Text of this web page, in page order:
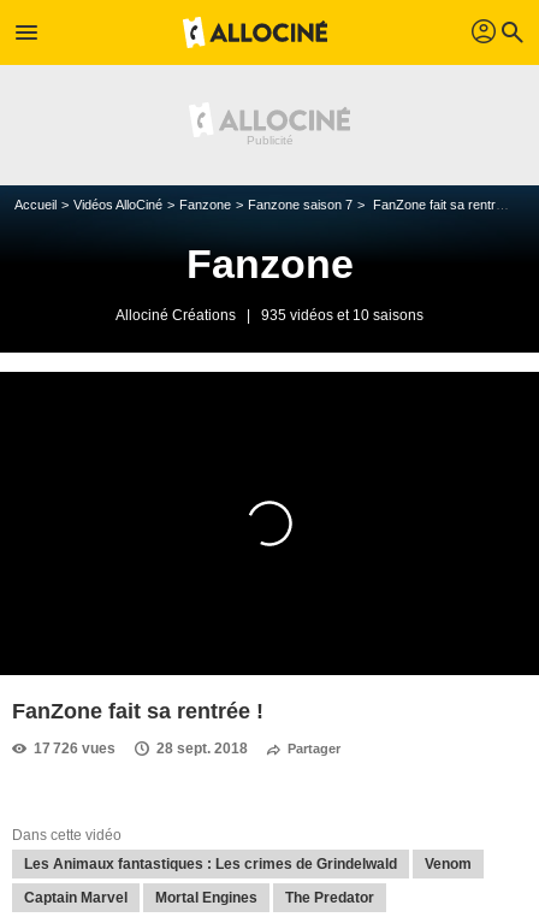
menu profil search
Accueil Vidéos AlloCiné Fanzone Fanzone saison 7 FanZone fait sa rentrée !
Fanzone
Allociné Créations 935 vidéos et 10 saisons
FanZone fait sa rentrée !
17 726 vues 28 sept. 2018 Partager
Dans cette vidéo
Les Animaux fantastiques : Les crimes de Grindelwald
Venom
Captain Marvel Mortal Engines The Predator